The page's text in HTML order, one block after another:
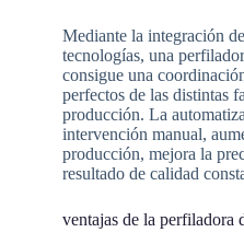
Mediante la integración
tecnologías, una
consigue una
perfectos de las distintas
producción. La
intervención manual,
producción, mejora la
resultado de calidad
ventajas de la perfiladora